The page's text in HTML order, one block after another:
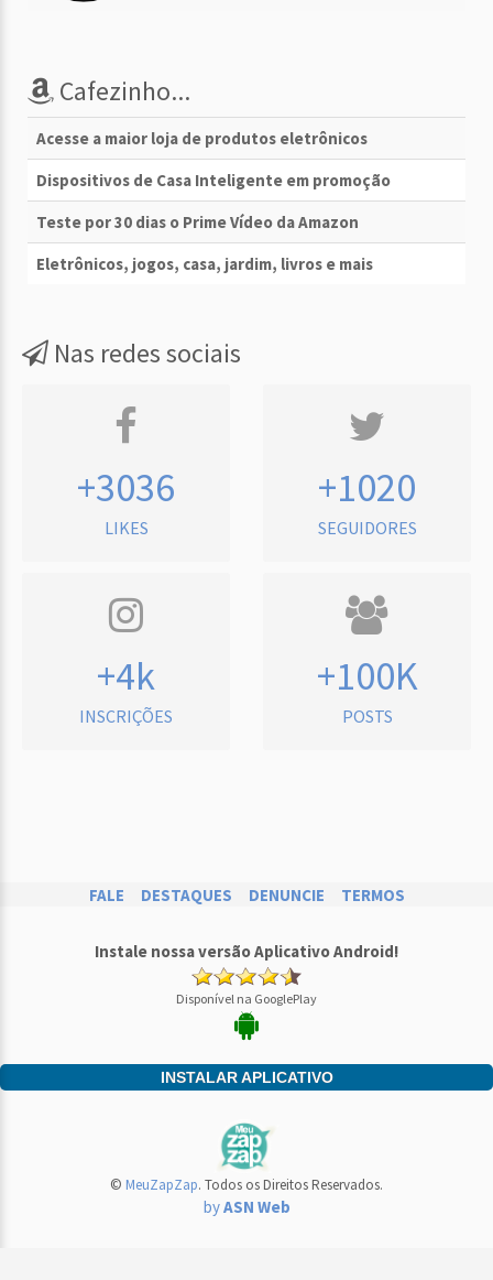
Cafezinho...
Acesse a maior loja de produtos eletrônicos
Dispositivos de Casa Inteligente em promoção
Teste por 30 dias o Prime Vídeo da Amazon
Eletrônicos, jogos, casa, jardim, livros e mais
Nas redes sociais
+3036
LIKES
+1020
SEGUIDORES
+4k
INSCRIÇÕES
+100K
POSTS
FALE DESTAQUES DENUNCIE TERMOS
Instale nossa versão Aplicativo Android!
Disponível na GooglePlay
INSTALAR APLICATIVO
© MeuZapZap. Todos os Direitos Reservados.
byASN Web